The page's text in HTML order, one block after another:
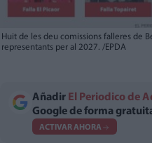
Huit de les deu comissions falleres de
representants per al 2027. /EPDA
Añadir El Periodico de
Google de forma
ACTIVAR AHORA